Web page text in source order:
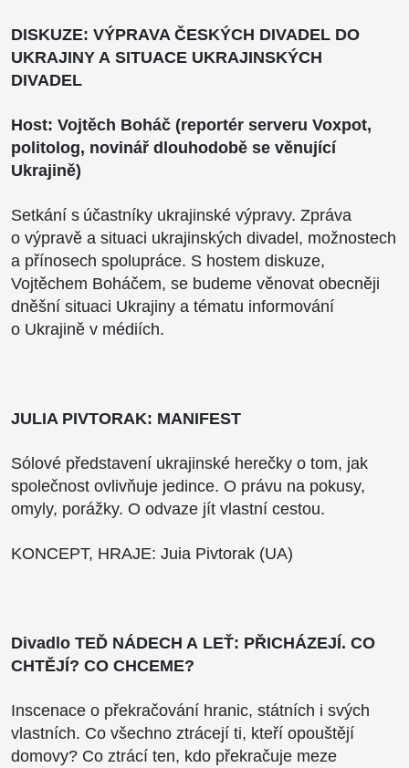
DISKUZE: VÝPRAVA ČESKÝCH DIVADEL DO
UKRAJINY A SITUACE UKRAJINSKÝCH
DIVADEL
Host: Vojtěch Boháč (reportér serveru Voxpot,
politolog, novinář dlouhodobě se věnující
Ukrajině)
Setkání s účastníky ukrajinské výpravy. Zpráva
o výpravě a situaci ukrajinských divadel, možnostech
a přínosech spolupráce. S hostem diskuze,
Vojtěchem Boháčem, se budeme věnovat obecněji
dněšní situaci Ukrajiny a tématu informování
o Ukrajině v médiích.
JULIA PIVTORAK: MANIFEST
Sólové představení ukrajinské herečky o tom, jak
společnost ovlivňuje jedince. O právu na pokusy,
omyly, porážky. O odvaze jít vlastní cestou.
KONCEPT, HRAJE: Juia Pivtorak (UA)
Divadlo TEĎ NÁDECH A LEŤ: PŘICHÁZEJÍ. CO
CHTĚJÍ? CO CHCEME?
Inscenace o překračování hranic, státních i svých
vlastních. Co všechno ztrácejí ti, kteří opouštějí
domovy? Co ztrácí ten, kdo překračuje meze